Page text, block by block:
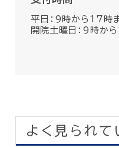
平日：9時から17時
開院土曜日：9時か
よく見られて